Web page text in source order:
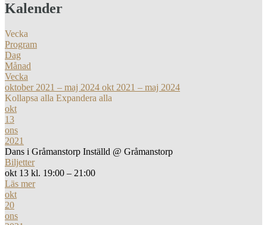
Kalender
Vecka
Program
Dag
Månad
Vecka
oktober 2021 – maj 2024 okt 2021 – maj 2024
Kollapsa alla Expandera alla
okt
13
ons
2021
Dans i Gråmanstorp Inställd @ Gråmanstorp
Biljetter
okt 13 kl. 19:00 – 21:00
Läs mer
okt
20
ons